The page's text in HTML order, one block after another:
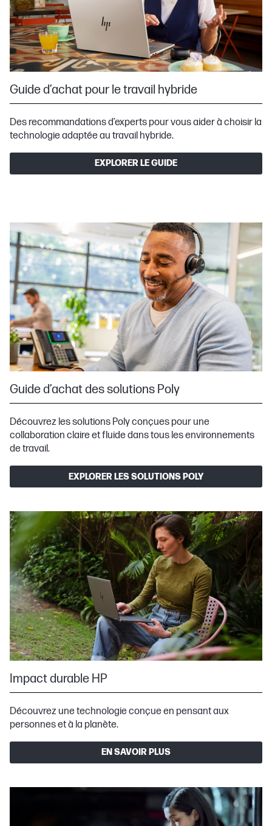
Guide d’achat pour le travail hybride
Des recommandations d’experts pour vous aider à choisir la
technologie adaptée au travail hybride.
EXPLORER LE GUIDE
Guide d’achat des solutions Poly
Découvrez les solutions Poly conçues pour une
collaboration claire et fluide dans tous les environnements
de travail.
EXPLORER LES SOLUTIONS POLY
Impact durable HP
Découvrez une technologie conçue en pensant aux
personnes et à la planète.
EN SAVOIR PLUS